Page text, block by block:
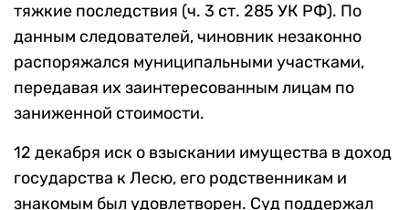
тяжкие последствия (ч. 3 ст. 285 УК РФ). По
данным следователей, чиновник незаконно
распоряжался муниципальными участками,
передавая их заинтересованным лицам по
заниженной стоимости.
12 декабря иск о взыскании имущества в доход
государства к Лесю, его родственникам и
знакомым был удовлетворен. Суд поддержал